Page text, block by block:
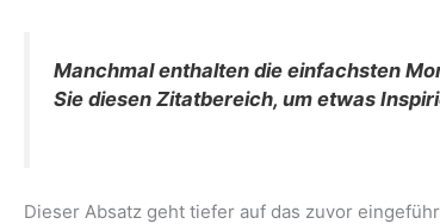
Manchmal enthalten die einfachsten
Sie diesen Zitatbereich, um etwas
Dieser Absatz geht tiefer auf das zuvor